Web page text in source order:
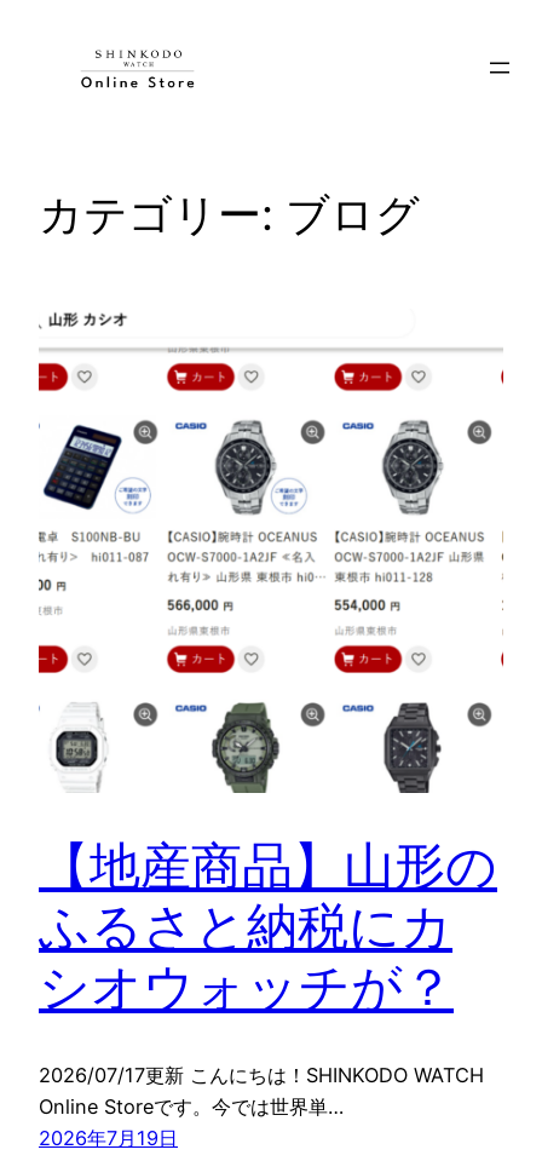
カテゴリー: ブログ
【地産商品】山形の
ふるさと納税にカ
シオウォッチが？
2026/07/17更新 こんにちは！SHINKODO WATCH
Online Storeです。今では世界単…
2026年7月19日